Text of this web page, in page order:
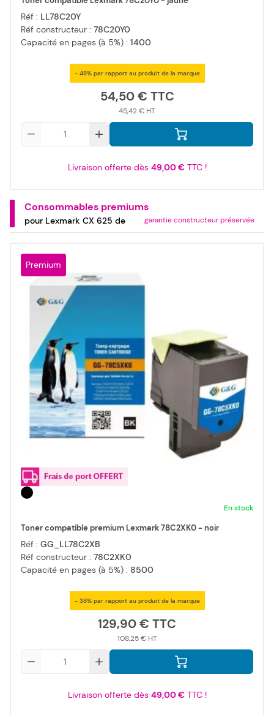
Réf : LL78C20Y
Réf constructeur : 78C20Y0
Capacité en pages (à 5%) : 1400
- 48% par rapport au produit de la marque
54,50 €
45,42 €
Livraison offerte dès 49,00 €TTC !
Consommables premiums
garantie constructeur préservée
pour Lexmark CX 625 de
Premium
En stock
Toner compatible premium Lexmark 78C2XK0 - noir
Réf : GG_LL78C2XB
Réf constructeur : 78C2XK0
Capacité en pages (à 5%) : 8500
- 38% par rapport au produit de la marque
129,90 €
108,25 €
Livraison offerte dès 49,00 €TTC !